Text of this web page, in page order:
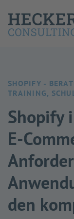
SHOPIFY -
TRAINING,
Shopify
E-
den